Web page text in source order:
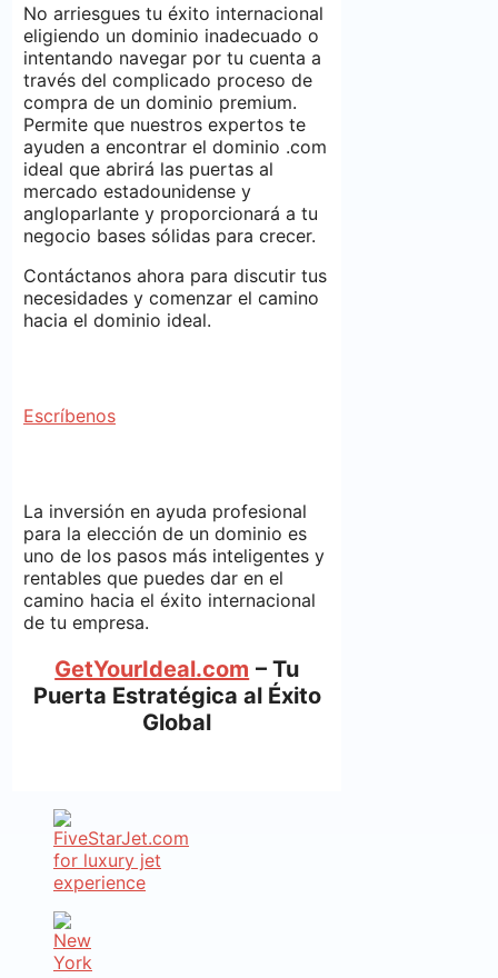
No arriesgues tu éxito internacional
eligiendo un dominio inadecuado o
intentando navegar por tu cuenta a
través del complicado proceso de
compra de un dominio premium.
Permite que nuestros expertos te
ayuden a encontrar el dominio .com
ideal que abrirá las puertas al
mercado estadounidense y
angloparlante y proporcionará a tu
negocio bases sólidas para crecer.
Contáctanos ahora para discutir tus
necesidades y comenzar el camino
hacia el dominio ideal.
Escríbenos
La inversión en ayuda profesional
para la elección de un dominio es
uno de los pasos más inteligentes y
rentables que puedes dar en el
camino hacia el éxito internacional
de tu empresa.
GetYourIdeal.com – Tu
Puerta Estratégica al Éxito
Global